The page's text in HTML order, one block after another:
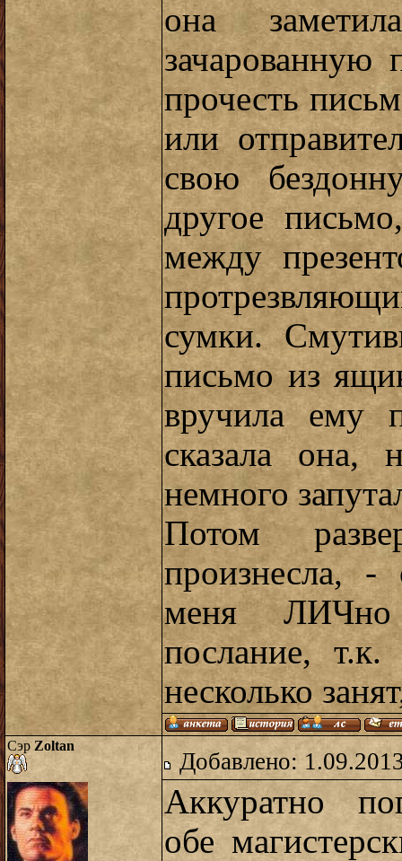
она
зачарованную
прочесть
или
свою
другое
между
сумки.
письмо из
вручила ему
сказала она,
немного
Потом
произнесла,
меня ЛИЧно
послание, т.к.
несколько
Сэр Zoltan
Добавлено:
Аккуратно
обе